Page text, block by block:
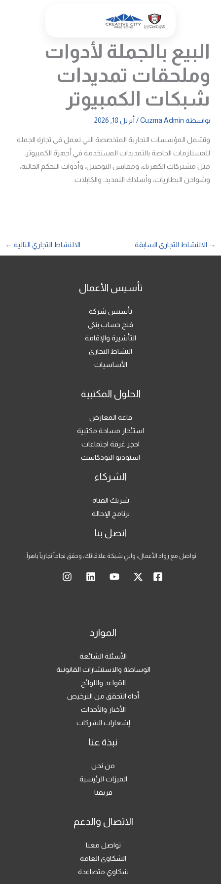
البيع بالجملة لأدوات
وملحقات تمديدات
شبكات الكمبيوتر
بواسطة Cuzma Admin
/ أبريل 18, 2026
وتشمل المؤسسات التجارية المتخصصة التي تعمل في تجارة الجملة
للمستلزمات الخاصة بالتمديدات المستخدمة في أجهزة الكمبيوتر،
مثل مشتركات الكهرباء، ومقابس التوصيل، وأدوات التحكم الحالية،
وشواحن البطاريات، وأسلاك التمديد، والكابلات.
→ الالنشاط التجاري السابقة الالنشاط التجاري التالية ←
تأسيس الأعمال
تأسيس شركة
فتح حساب بنكي
التأشيرة والإقامة
النشاط التجاري
الأساسيات
الحلول المكتبية
قاعة المعارض
استئجار مساحة مكتبية
احجز غرفة اجتماعات
استوديو البودكاست
الشركاء
شريك القناة
برنامج الإحالة
اتصل بنا
تواصل مع رواد الأعمال، وابنِ شبكة علاقاتك، وحقق نجاحاً تجارياً باهراً.
الموارد
الأسئلة الشائعة
الوساطة والاستشارات القانونية
القواعد واللوائح
أداة التحقق من الترخيص
الأخبار والأحداث
إشعارات الشركات
نبذة عنا
من نحن
الميزات الرئيسية
فريقنا
الاتصال والدعم
تواصل معنا
الشكاوي العامة
شكاوي متصاعدة